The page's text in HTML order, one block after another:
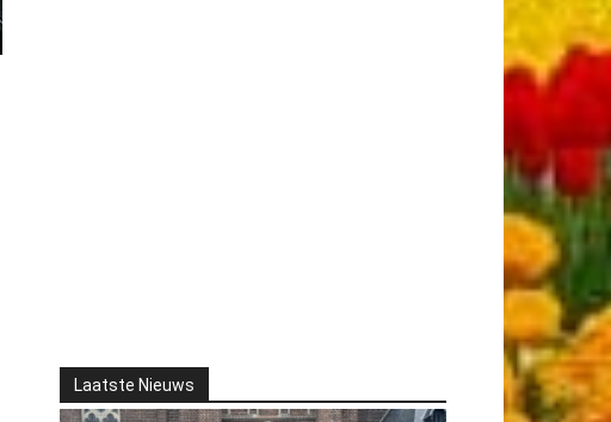
Laatste Nieuws